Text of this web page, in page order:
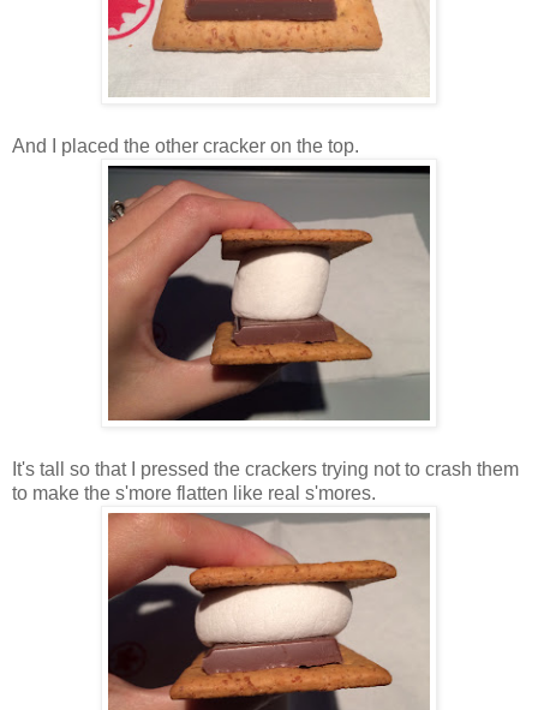
And I placed the other cracker on the top.
It's tall so that I pressed the crackers trying not to crash them
to make the s'more flatten like real s'mores.